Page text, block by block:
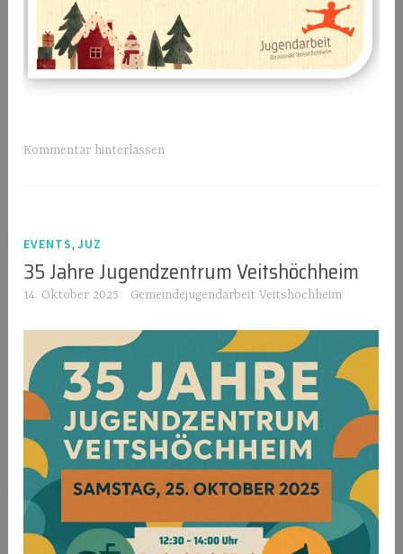
Kommentar hinterlassen
EVENTS,JUZ
35 Jahre Jugendzentrum Veitshöchheim
14. Oktober 2025 Gemeindejugendarbeit Veitshöchheim